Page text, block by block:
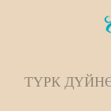
ТҮРК